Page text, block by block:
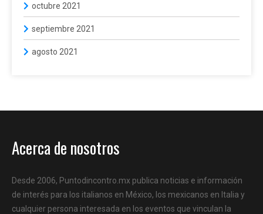
octubre 2021
septiembre 2021
agosto 2021
Acerca de nosotros
Desde 2006, Puntodincontro.mx publica noticias e información
de interés para los italianos en México, los mexicanos en Italia y
cualquier persona interesada en los eventos que vinculan la